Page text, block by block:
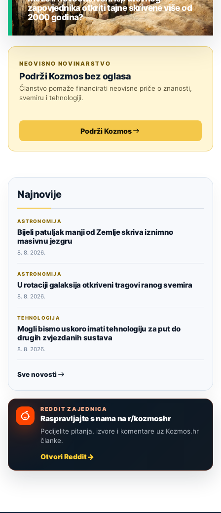
zapovjednika otkriti tajne skrivene više od
2000 godina?
NEOVISNO NOVINARSTVO
Podrži Kozmos bez oglasa
Članstvo pomaže financirati neovisne priče o znanosti,
svemiru i tehnologiji.
Podrži Kozmos
Najnovije
ASTRONOMIJA
Bijeli patuljak manji od Zemlje skriva iznimno
masivnu jezgru
8. 8. 2026.
ASTRONOMIJA
U rotaciji galaksija otkriveni tragovi ranog svemira
8. 8. 2026.
TEHNOLOGIJA
Mogli bismo uskoro imati tehnologiju za put do
drugih zvjezdanih sustava
8. 8. 2026.
Sve novosti
REDDIT ZAJEDNICA
Raspravljajte s nama na r/kozmoshr
Podijelite pitanja, izvore i komentare uz Kozmos.hr
članke.
Otvori Reddit